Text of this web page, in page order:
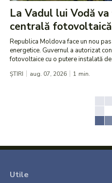
La Vadul lui Vodă
centrală fotovoltaică
Republica Moldova face un nou
energetice. Guvernul a autorizat
fotovoltaice cu o putere instalată
ȘTIRI aug. 07, 2026 1 min.
Utile